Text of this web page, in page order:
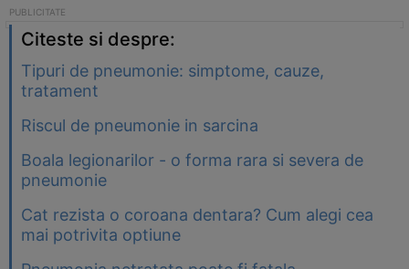
Citeste si despre:
Tipuri de pneumonie: simptome, cauze,
tratament
Riscul de pneumonie in sarcina
Boala legionarilor - o forma rara si severa de
pneumonie
Cat rezista o coroana dentara? Cum alegi cea
mai potrivita optiune